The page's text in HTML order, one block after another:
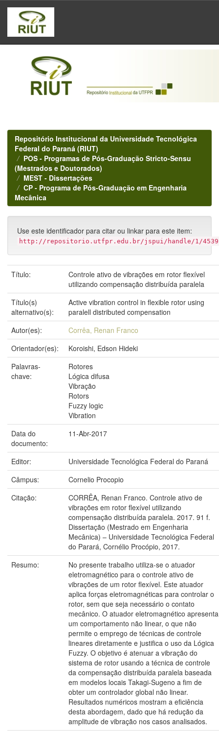
Skip
navigation
Repositório Institucional da Universidade Tecnológica
Federal do Paraná (RIUT)
POS - Programas de Pós-Graduação Stricto-Sensu
(Mestrados e Doutorados)
MEST - Dissertações
CP - Programa de Pós-Graduação em Engenharia
Mecânica
Use este identificador para citar ou linkar para este item:
http://repositorio.utfpr.edu.br/jspui/handle/1/4539
Título:
Controle ativo de vibrações em rotor flexível
utilizando compensação distribuída paralela
Título(s)
alternativo(s):
Active vibration control in flexible rotor using
paralell distributed compensation
Autor(es):
Corrêa, Renan Franco
Orientador(es):
Koroishi, Edson Hideki
Palavras-
chave:
Rotores
Lógica difusa
Vibração
Rotors
Fuzzy logic
Vibration
Data do
documento:
11-Abr-2017
Editor:
Universidade Tecnológica Federal do Paraná
Câmpus:
Cornelio Procopio
Citação:
CORRÊA, Renan Franco. Controle ativo de
vibrações em rotor flexível utilizando
compensação distribuída paralela. 2017. 91 f.
Dissertação (Mestrado em Engenharia
Mecânica) – Universidade Tecnológica Federal
do Parará, Cornélio Procópio, 2017.
Resumo:
No presente trabalho utiliza-se o atuador
eletromagnético para o controle ativo de
vibrações de um rotor flexível. Este atuador
aplica forças eletromagnéticas para controlar o
rotor, sem que seja necessário o contato
mecânico. O atuador eletromagnético apresenta
um comportamento não linear, o que não
permite o emprego de técnicas de controle
lineares diretamente e justifica o uso da Lógica
Fuzzy. O objetivo é atenuar a vibração do
sistema de rotor usando a técnica de controle
da compensação distribuída paralela baseada
em modelos locais Takagi-Sugeno a fim de
obter um controlador global não linear.
Resultados numéricos mostram a eficiência
desta abordagem, dado que há redução da
amplitude de vibração nos casos analisados.